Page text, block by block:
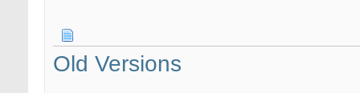
Old Versions